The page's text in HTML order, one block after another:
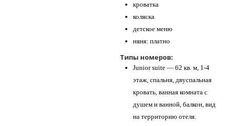
кроватка
коляска
детское меню
няня: платно
Типы номеров:
Junior suite — 62 кв. м, 1-4
этаж, спальня, двуспальная
кровать, ванная комната с
душем и ванной, балкон, вид
на территорию отеля.